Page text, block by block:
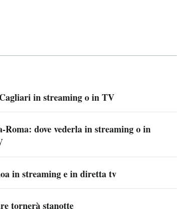
in streaming o in TV
Roma: dove vederla in streaming o in
in streaming e in diretta tv
tornerà stanotte